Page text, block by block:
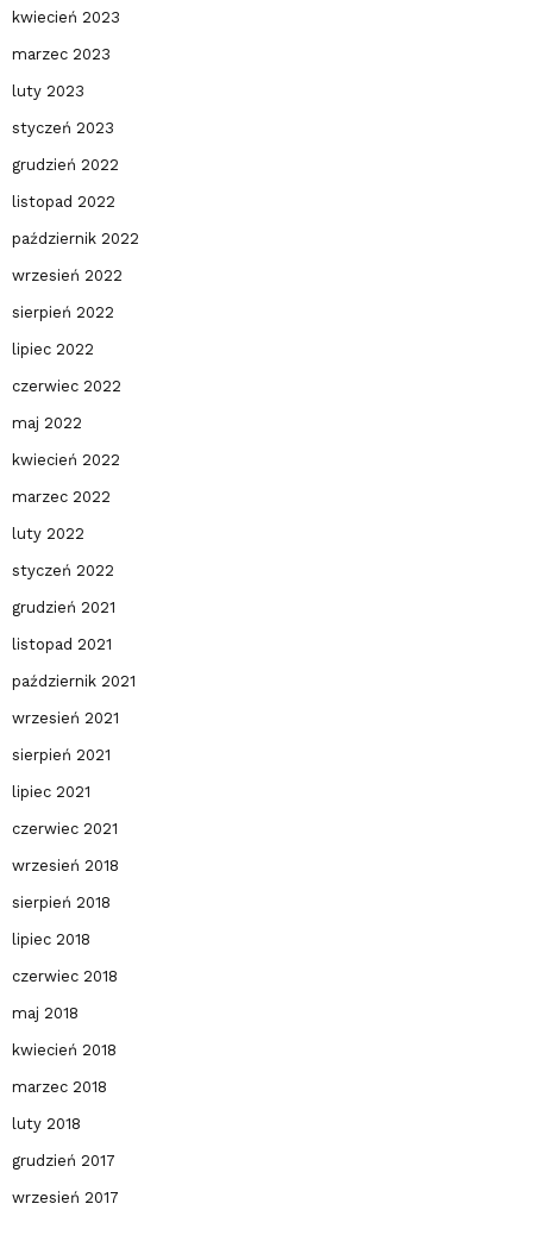
kwiecień 2023
marzec 2023
luty 2023
styczeń 2023
grudzień 2022
listopad 2022
październik 2022
wrzesień 2022
sierpień 2022
lipiec 2022
czerwiec 2022
maj 2022
kwiecień 2022
marzec 2022
luty 2022
styczeń 2022
grudzień 2021
listopad 2021
październik 2021
wrzesień 2021
sierpień 2021
lipiec 2021
czerwiec 2021
wrzesień 2018
sierpień 2018
lipiec 2018
czerwiec 2018
maj 2018
kwiecień 2018
marzec 2018
luty 2018
grudzień 2017
wrzesień 2017